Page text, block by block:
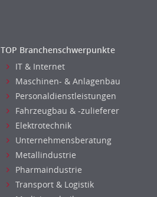
TOP Branchenschwerpunkte
IT & Internet
Maschinen- & Anlagenbau
Personaldienstleistungen
Fahrzeugbau & -zulieferer
Elektrotechnik
Unternehmensberatung
Metallindustrie
Pharmaindustrie
Transport & Logistik